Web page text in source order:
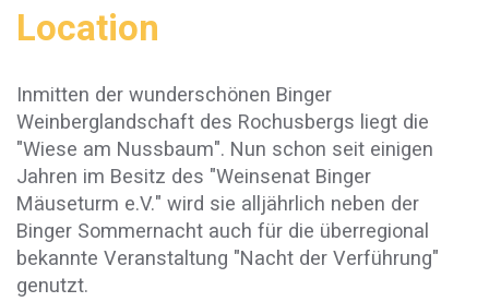
Location
Inmitten der wunderschönen Binger
Weinberglandschaft des Rochusbergs liegt die
"Wiese am Nussbaum". Nun schon seit einigen
Jahren im Besitz des "Weinsenat Binger
Mäuseturm e.V." wird sie alljährlich neben der
Binger Sommernacht auch für die überregional
bekannte Veranstaltung "Nacht der Verführung"
genutzt.